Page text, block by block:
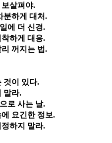
살펴야.
분하게 대처.
에 더 신경.
하게 대응.
꺼지는 법.
것이 있다.
말라.
로 사는 날.
요긴한 정보.
하지 말라.